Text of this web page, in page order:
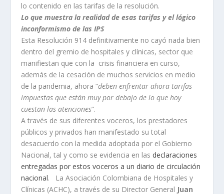
lo contenido en las tarifas de la resolución.
Lo que muestra la realidad de esas tarifas y el lógico
inconformismo de las IPS
Esta Resolución 914 definitivamente no cayó nada bien
dentro del gremio de hospitales y clínicas, sector que
manifiestan que con la crisis financiera en curso,
además de la cesación de muchos servicios en medio
de la pandemia, ahora “deben enfrentar ahora tarifas
impuestas que están muy por debajo de lo que hoy
cuestan las atenciones”.
A través de sus diferentes voceros, los prestadores
públicos y privados han manifestado su total
desacuerdo con la medida adoptada por el Gobierno
Nacional, tal y como se evidencia en las declaraciones
entregadas por estos voceros a un diario de circulación
nacional. La Asociación Colombiana de Hospitales y
Clínicas (ACHC), a través de su Director General Juan